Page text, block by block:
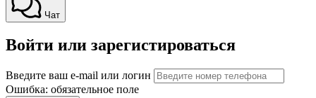
Чат
Войти или зарегистироваться
Введите ваш e-mail или логин
Ошибка: обязательное поле